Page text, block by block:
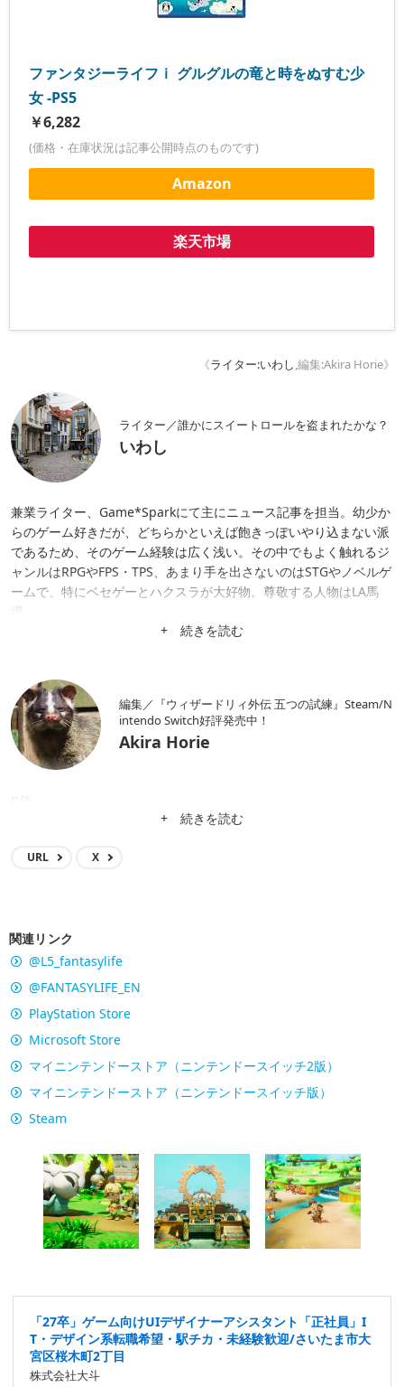
ファンタジーライフｉ グルグルの竜と時をぬすむ少
女 -PS5
￥6,282
(価格・在庫状況は記事公開時点のものです)
Amazon
楽天市場
《ライター:いわし,編集:Akira Horie》
ライター／誰かにスイートロールを盗まれたかな？
いわし
兼業ライター、Game*Sparkにて主にニュース記事を担当。幼少か
らのゲーム好きだが、どちらかといえば飽きっぽいやり込まない派
であるため、そのゲーム経験は広く浅い。その中でもよく触れるジ
ャンルはRPGやFPS・TPS、あまり手を出さないのはSTGやノベルゲ
ームで、特にベセゲーとハクスラが大好物。尊敬する人物はLA馬
場。
+ 続きを読む
編集／『ウィザードリィ外伝 五つの試練』Steam/N
intendo Switch好評発売中！
Akira Horie
n/a
+ 続きを読む
URL X
関連リンク
@L5_fantasylife
@FANTASYLIFE_EN
PlayStation Store
Microsoft Store
マイニンテンドーストア（ニンテンドースイッチ2版）
マイニンテンドーストア（ニンテンドースイッチ版）
Steam
「27卒」ゲーム向けUIデザイナーアシスタント「正社員」I
T・デザイン系転職希望・駅チカ・未経験歓迎/さいたま市大
宮区桜木町2丁目
株式会社大斗